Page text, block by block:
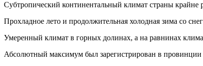
Субтропический континентальный климат страны
Прохладное лето и продолжительная холодная зима со
Умеренный климат в горных долинах, а на равнинах
Абсолютный максимум был зарегистрирован в провинции